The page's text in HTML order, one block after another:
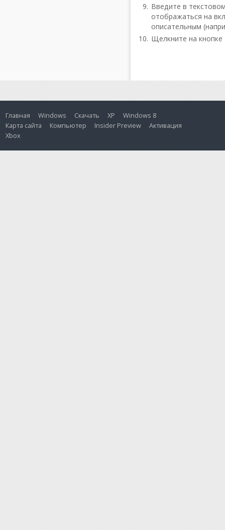
Введите в
отображаться на
описательным
Щелкните на кнопке
Главная Windows Скачать XP
Windows 8
Карта сайта
Компьютер Insider Preview
Активация
Xbox